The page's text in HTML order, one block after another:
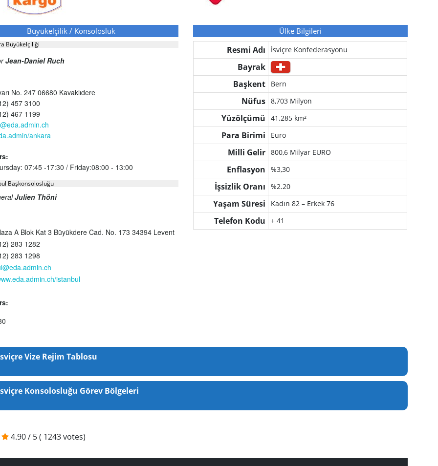
Büyükelçilik / Konsolosluk
Büyükelçiliği
Jean-Daniel Ruch
No. 247 06680 Kavaklıdere
457 3100
467 1199
ankara
07:45 -17:30 / Friday:08:00 - 13:00
Başkonsolosluğu
Julien Thöni
A Blok Kat 3 Büyükdere Cad. No. 173 34394 Levent
283 1282
283 1298
istanbul
Ülke Bilgileri
Resmi Adı İsviçre Konfederasyonu
Bayrak
Başkent
Bern
Nüfus 8,703 Milyon
Yüzölçümü 41.285 km²
Para Birimi Euro
Milli Gelir 800,6 Milyar EURO
Enflasyon %3,30
İşsizlik Oranı %2.20
Yaşam Süresi Kadın 82 – Erkek 76
Telefon Kodu + 41
Vize Rejim Tablosu
Konsolosluğu Görev Bölgeleri
4.90 / 5 ( 1243 votes)